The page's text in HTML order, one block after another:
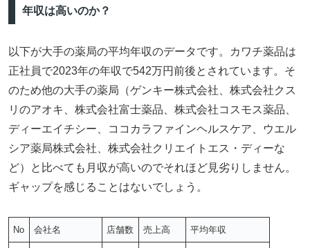
年収は高いのか？
以下が大手の薬局の平均年収のデータです。カワチ薬品は
正社員で2023年の年収で542万円前後とされています。そ
のため他の大手の薬局（ゲンキー株式会社、株式会社クス
リのアオキ、株式会社富士薬品、株式会社コスモス薬品、
ディーエイチシー、ココカラファインヘルスケア、ウエル
シア薬局株式会社、株式会社クリエイトエス・ディーな
ど）と比べても月収が高いのでそれほど見劣りしません。
ギャップを感じることはないでしょう。
No 会社名 店舗数 売上高 平均年収